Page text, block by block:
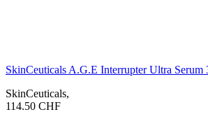
SkinCeuticals A.G.E Interrupter Ultra Serum
SkinCeuticals,
114.50 CHF